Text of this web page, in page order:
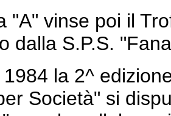
"A" vinse poi il
dalla S.P.S.
la 2^
Società" si